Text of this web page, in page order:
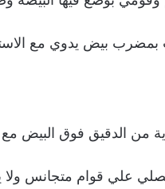
بمضرب بيض يدوي مع
من الدقيق فوق البيض
علي قوام متجانس